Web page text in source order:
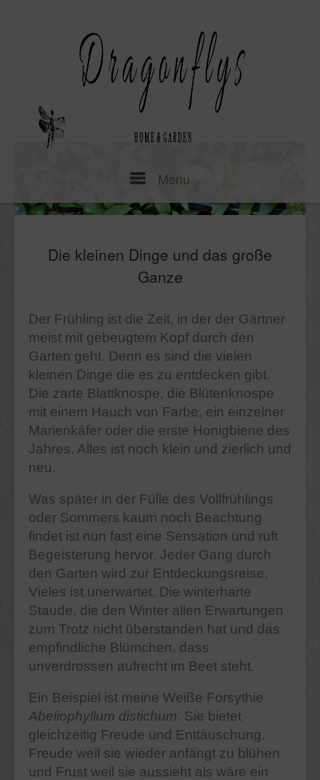
Menu
Die kleinen Dinge und das große
Ganze
Der Frühling ist die Zeit, in der der Gärtner
meist mit gebeugtem Kopf durch den
Garten geht. Denn es sind die vielen
kleinen Dinge die es zu entdecken gibt.
Die zarte Blattknospe, die Blütenknospe
mit einem Hauch von Farbe, ein einzelner
Marienkäfer oder die erste Honigbiene des
Jahres. Alles ist noch klein und zierlich und
neu.
Was später in der Fülle des Vollfrühlings
oder Sommers kaum noch Beachtung
findet ist nun fast eine Sensation und ruft
Begeisterung hervor. Jeder Gang durch
den Garten wird zur Entdeckungsreise.
Vieles ist unerwartet. Die winterharte
Staude, die den Winter allen Erwartungen
zum Trotz nicht überstanden hat und das
empfindliche Blümchen, dass
unverdrossen aufrecht im Beet steht.
Ein Beispiel ist meine Weiße Forsythie
Abeliophyllum distichum. Sie bietet
gleichzeitig Freude und Enttäuschung.
Freude weil sie wieder anfängt zu blühen
und Frust weil sie aussieht als wäre ein